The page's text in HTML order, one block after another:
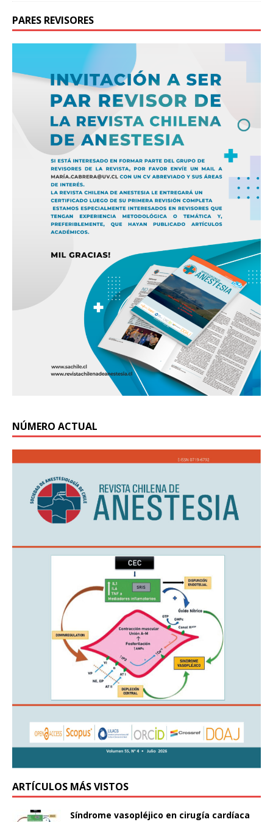
PARES REVISORES
NÚMERO ACTUAL
ARTÍCULOS MÁS VISTOS
Síndrome vasopléjico en cirugía cardíaca